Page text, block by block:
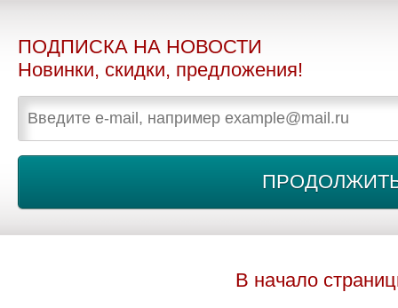
ПОДПИСКА НА НОВОСТИ
Новинки, скидки, предложения!
В начало